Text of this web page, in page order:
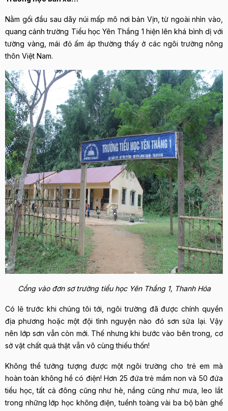
Nằm gối đầu sau dãy núi mấp mô nơi bản Vịn, từ ngoài nhìn vào,
quang cảnh trường Tiểu học Yên Thắng 1 hiện lên khá bình dị với
tường vàng, mái đỏ ấm áp thường thấy ở các ngôi trường nông
thôn Việt Nam.
Cổng vào đơn sơ trường tiểu học Yên Thắng 1, Thanh Hóa
Có lẽ trước khi chúng tôi tới, ngôi trường đã được chính quyền
địa phương hoặc một đội tình nguyện nào đó sơn sửa lại. Vậy
nên lớp sơn vẫn còn mới. Thế nhưng khi bước vào bên trong, cơ
sở vật chất quả thật vẫn vô cùng thiếu thốn!
Không thể tưởng tượng được một ngôi trường cho trẻ em mà
hoàn toàn không hề có điện! Hơn 25 đứa trẻ mầm non và 50 đứa
tiểu học, tất cả đông cũng như hè, nắng cũng như mưa, leo lắt
trong những lớp học không điện, tuềnh toàng vài ba bộ bàn ghế